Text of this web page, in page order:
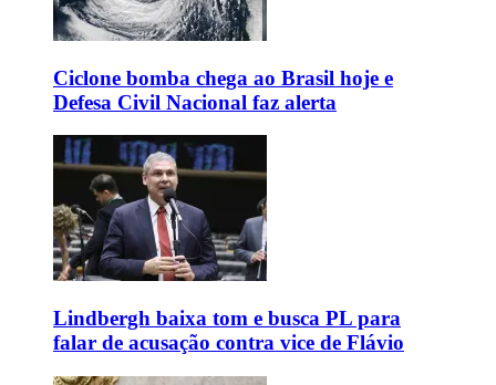
Ciclone bomba chega ao Brasil hoje e
Defesa Civil Nacional faz alerta
Lindbergh baixa tom e busca PL para
falar de acusação contra vice de Flávio